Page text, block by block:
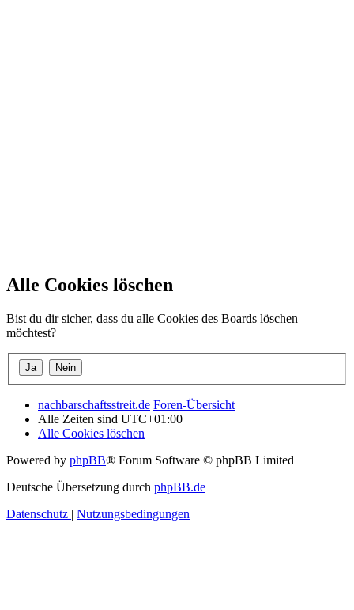
Alle Cookies löschen
Bist du dir sicher, dass du alle Cookies des Boards löschen
möchtest?
nachbarschaftsstreit.de Foren-Übersicht
Alle Zeiten sind UTC+01:00
Alle Cookies löschen
Powered by phpBB® Forum Software © phpBB Limited
Deutsche Übersetzung durch phpBB.de
Datenschutz | Nutzungsbedingungen